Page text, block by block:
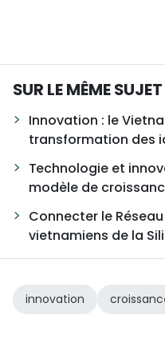
SUR LE MÊME SUJET
Innovation : le
transformation des
Technologie et
modèle de
Connecter le
vietnamiens de la
innovation